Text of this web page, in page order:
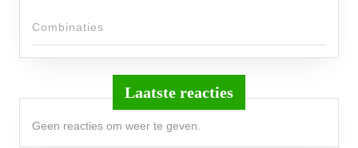
Combinaties
Laatste reacties
Geen reacties om weer te geven.